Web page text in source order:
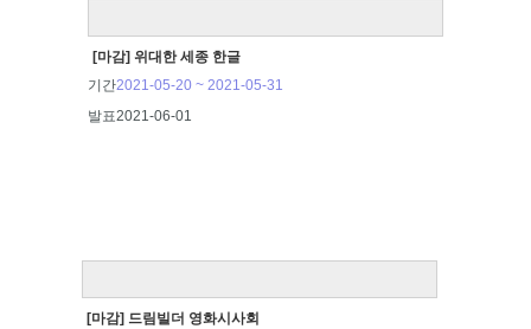
[마감] 위대한 세종 한글
기간2021-05-20 ~ 2021-05-31
발표2021-06-01
[마감] 드림빌더 영화시사회